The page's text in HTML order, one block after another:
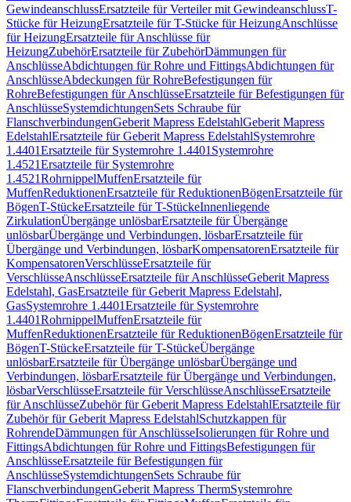
GewindeanschlussErsatzteile für Verteiler mit GewindeanschlussT-
Stücke für HeizungErsatzteile für T-Stücke für HeizungAnschlüsse
für HeizungErsatzteile für Anschlüsse für
HeizungZubehörErsatzteile für ZubehörDämmungen für
AnschlüsseAbdichtungen für Rohre und FittingsAbdichtungen für
AnschlüsseAbdeckungen für RohreBefestigungen für
RohreBefestigungen für AnschlüsseErsatzteile für Befestigungen für
AnschlüsseSystemdichtungenSets Schraube für
FlanschverbindungenGeberit Mapress EdelstahlGeberit Mapress
EdelstahlErsatzteile für Geberit Mapress EdelstahlSystemrohre
1.4401Ersatzteile für Systemrohre 1.4401 Systemrohre
1.4521Ersatzteile für Systemrohre
1.4521RohrnippelMuffenErsatzteile für
MuffenReduktionenErsatzteile für ReduktionenBögenErsatzteile für
BögenT-StückeErsatzteile für T-StückeInnenliegende
ZirkulationÜbergänge unlösbarErsatzteile für Übergänge
unlösbarÜbergänge und Verbindungen, lösbarErsatzteile für
Übergänge und Verbindungen, lösbarKompensatorenErsatzteile für
KompensatorenVerschlüsseErsatzteile für
VerschlüsseAnschlüsseErsatzteile für AnschlüsseGeberit Mapress
Edelstahl, GasErsatzteile für Geberit Mapress Edelstahl,
GasSystemrohre 1.4401Ersatzteile für Systemrohre
1.4401RohrnippelMuffenErsatzteile für
MuffenReduktionenErsatzteile für ReduktionenBögenErsatzteile für
BögenT-StückeErsatzteile für T-StückeÜbergänge
unlösbarErsatzteile für Übergänge unlösbarÜbergänge und
Verbindungen, lösbarErsatzteile für Übergänge und Verbindungen,
lösbarVerschlüsseErsatzteile für VerschlüsseAnschlüsseErsatzteile
für AnschlüsseZubehör für Geberit Mapress EdelstahlErsatzteile für
Zubehör für Geberit Mapress EdelstahlSchutzkappen für
RohrendeDämmungen für AnschlüsseIsolierungen für Rohre und
FittingsAbdichtungen für Rohre und FittingsBefestigungen für
AnschlüsseErsatzteile für Befestigungen für
AnschlüsseSystemdichtungenSets Schraube für
FlanschverbindungenGeberit Mapress ThermSystemrohre